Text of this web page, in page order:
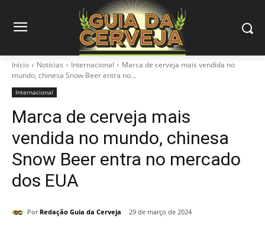
Início Notícias Internacional
Marca de cerveja mais vendida no
mundo, chinesa Snow Beer entra no...
Internacional
Marca de cerveja mais
vendida no mundo, chinesa
Snow Beer entra no mercado
dos EUA
Por Redação Guia da Cerveja 29 de março de 2024